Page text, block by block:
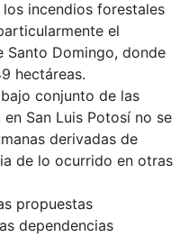
incendios forestales
el
Santo Domingo, donde
hectáreas.
conjunto de las
San Luis Potosí no se
derivadas de
de lo ocurrido en otras
propuestas
dependencias